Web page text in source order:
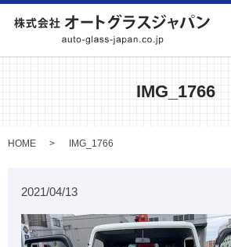
IMG_1766
HOME IMG_1766
2021/04/13